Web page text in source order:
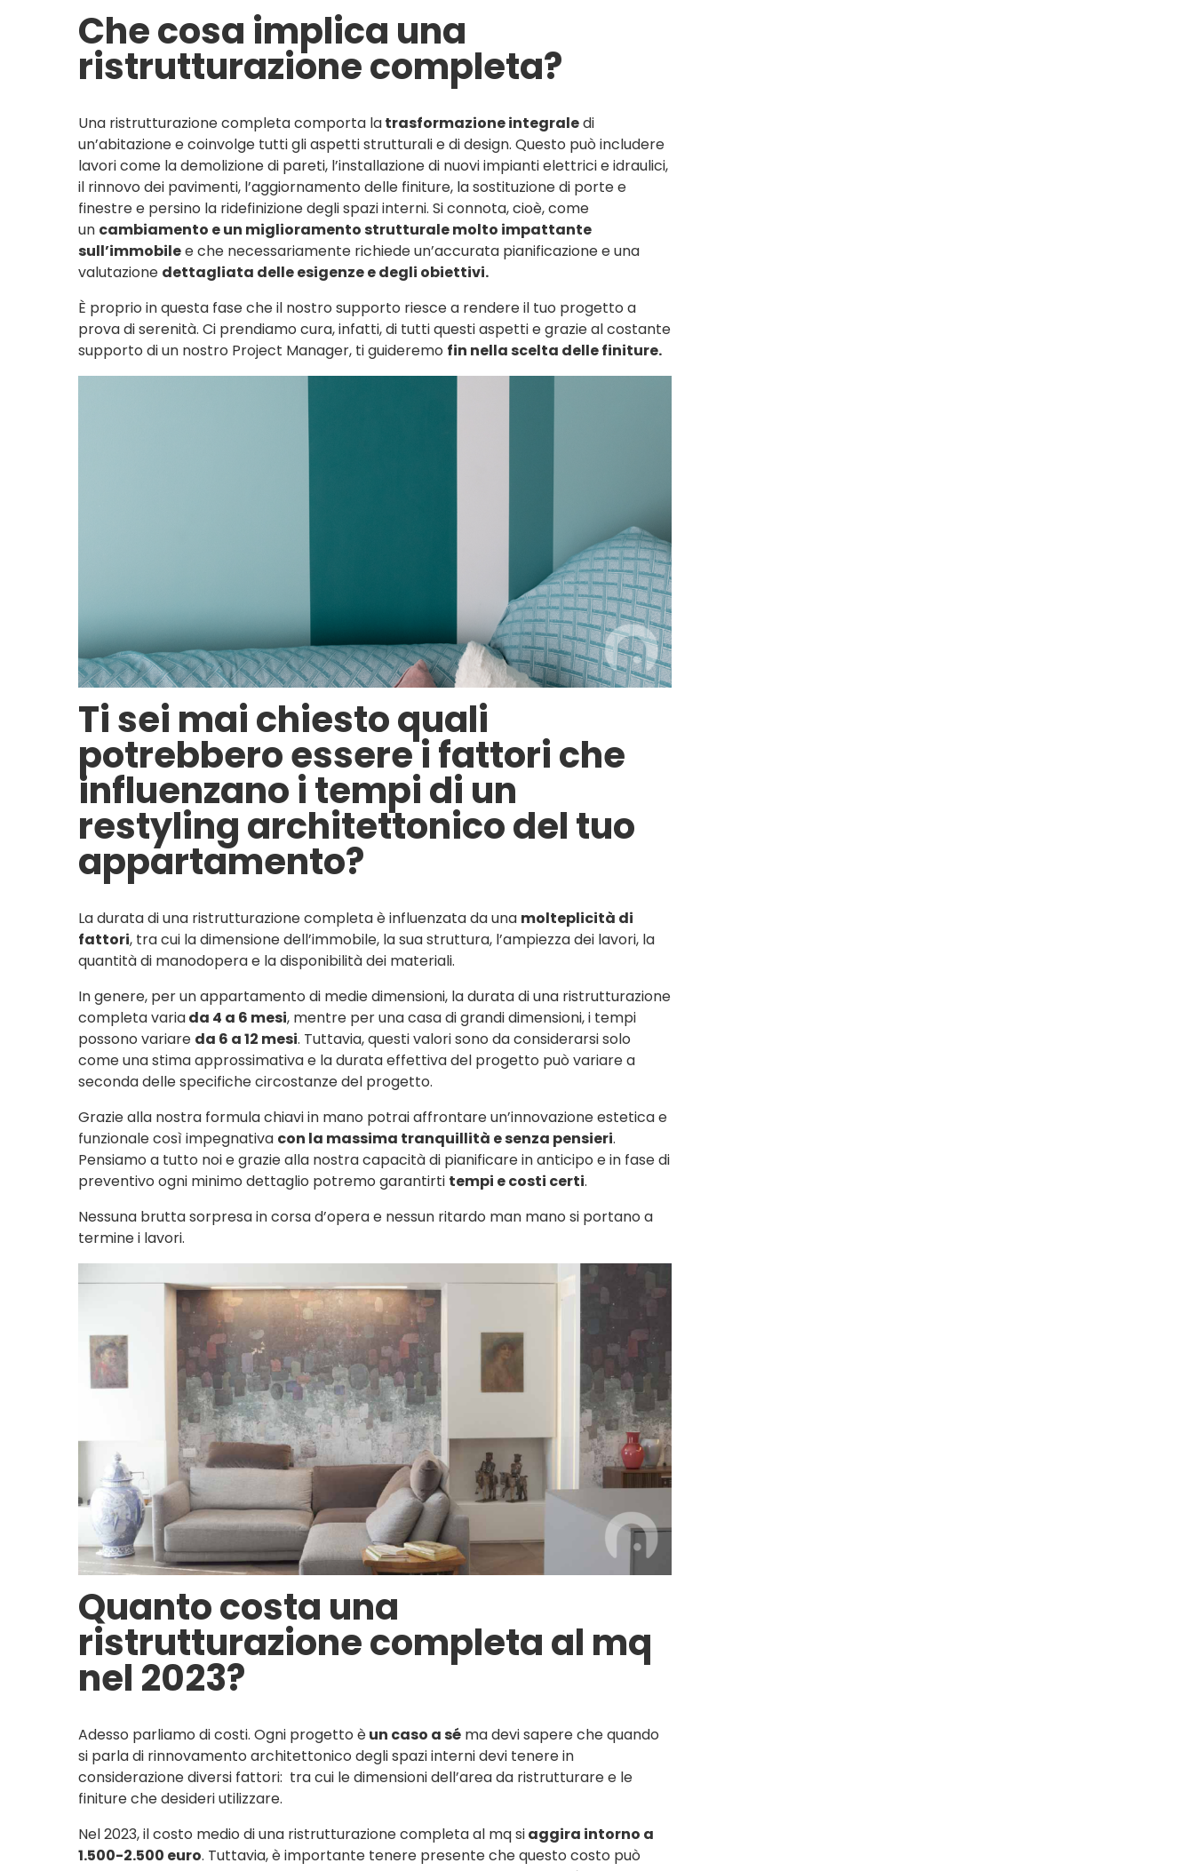
Che cosa implica una
ristrutturazione completa?
Una ristrutturazione completa comporta latrasformazione integraledi
un’abitazione e coinvolge tutti gli aspetti strutturali e di design. Questo può includere
lavori come la demolizione di pareti, l’installazione di nuovi impianti elettrici e idraulici,
il rinnovo dei pavimenti, l’aggiornamento delle finiture, la sostituzione di porte e
finestre e persino la ridefinizione degli spazi interni. Si connota, cioè, come
un cambiamento e un miglioramento strutturale molto impattante
sull’immobilee che necessariamente richiede un’accurata pianificazione e una
valutazione dettagliata delle esigenze e degli obiettivi.
È proprio in questa fase che il nostro supporto riesce a rendere il tuo progetto a
prova di serenità. Ci prendiamo cura, infatti, di tutti questi aspetti e grazie al costante
supporto di un nostro Project Manager, ti guideremo fin nella scelta delle finiture.
Ti sei mai chiesto quali
potrebbero essere i fattori che
influenzano i tempi di un
restyling architettonico del tuo
appartamento?
La durata di una ristrutturazione completa è influenzata da una molteplicità di
fattori, tra cui la dimensione dell’immobile, la sua struttura, l’ampiezza dei lavori, la
quantità di manodopera e la disponibilità dei materiali.
In genere, per un appartamento di medie dimensioni, la durata di una ristrutturazione
completa variada 4 a 6 mesi, mentre per una casa di grandi dimensioni, i tempi
possono variare da 6 a 12 mesi. Tuttavia, questi valori sono da considerarsi solo
come una stima approssimativa e la durata effettiva del progetto può variare a
seconda delle specifiche circostanze del progetto.
Grazie alla nostra formula chiavi in mano potrai affrontare un’innovazione estetica e
funzionale così impegnativa con la massima tranquillità e senza pensieri.
Pensiamo a tutto noi e grazie alla nostra capacità di pianificare in anticipo e in fase di
preventivo ogni minimo dettaglio potremo garantirti tempi e costi certi.
Nessuna brutta sorpresa in corsa d’opera e nessun ritardo man mano si portano a
termine i lavori.
Quanto costa una
ristrutturazione completa al mq
nel 2023?
Adesso parliamo di costi. Ogni progetto èun caso a sé ma devi sapere che quando
si parla di rinnovamento architettonico degli spazi interni devi tenere in
considerazione diversi fattori: tra cui le dimensioni dell’area da ristrutturare e le
finiture che desideri utilizzare.
Nel 2023, il costo medio di una ristrutturazione completa al mq siaggira intorno a
1.500-2.500 euro. Tuttavia, è importante tenere presente che questo costo può